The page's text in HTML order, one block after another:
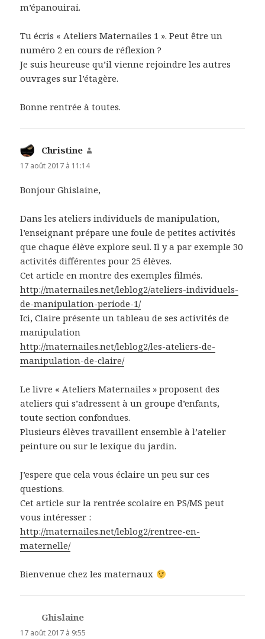
m’épanouirai.
Tu écris « Ateliers Maternailes 1 ». Peut être un
numéro 2 en cours de réflexion ?
Je suis heureuse qu’il vienne rejoindre les autres
ouvrages sur l’étagère.
Bonne rentrée à toutes.
Christine
17 août 2017 à 11:14
Bonjour Ghislaine,
Dans les ateliers individuels de manipulation,
l’enseignant prépare une foule de petites activités
que chaque élève explore seul. Il y a par exemple 30
activités différentes pour 25 élèves.
Cet article en montre des exemples filmés.
http://maternailes.net/leblog2/ateliers-individuels-
de-manipulation-periode-1/
Ici, Claire présente un tableau de ses activités de
manipulation
http://maternailes.net/leblog2/les-ateliers-de-
manipulation-de-claire/
Le livre « Ateliers Maternailes » proposent des
ateliers qui s’adressent à un groupe d’enfants,
toute section confondues.
Plusieurs élèves travaillent ensemble à l’atelier
peinture ou sur le lexique du jardin.
J’espere que cela vous éclaire un peu sur ces
questions.
Cet article sur la rentrée scolaire en PS/MS peut
vous intéresser :
http://maternailes.net/leblog2/rentree-en-
maternelle/
Bienvenue chez les maternaux
Ghislaine
17 août 2017 à 9:55